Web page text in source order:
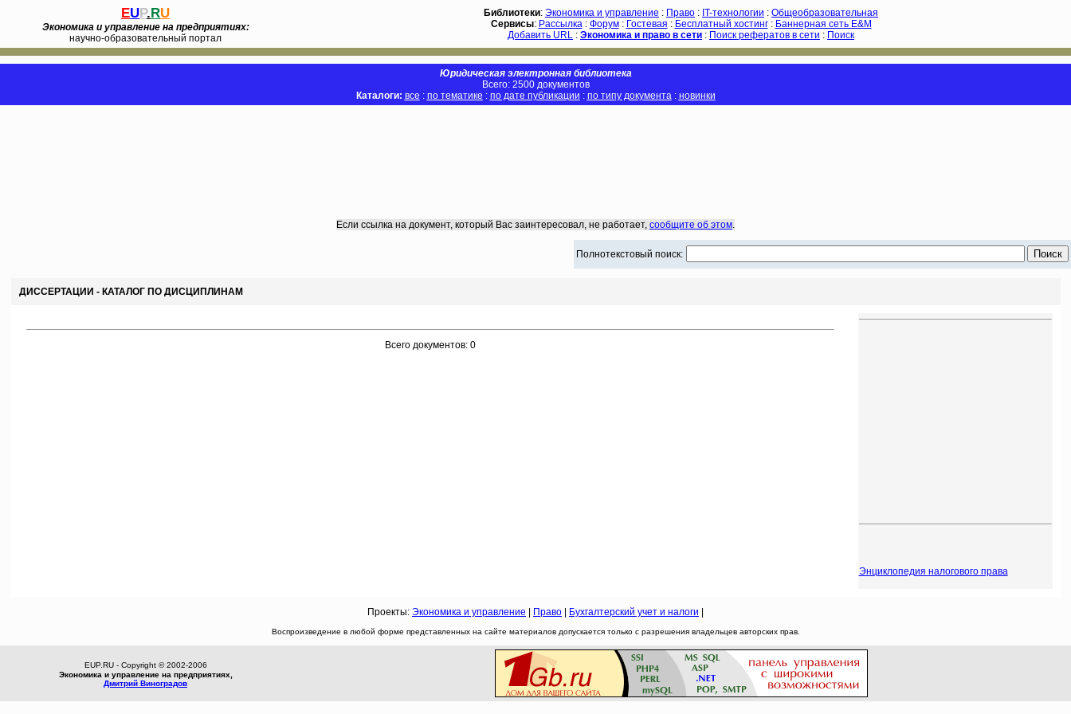
EUP.RU
Экономика и управление на предприятиях:
научно-образовательный портал
Библиотеки: Экономика и управление : Право : IT-технологии : Общеобразовательная
Сервисы: Рассылка: Форум: Гостевая : Бесплатный хостинг: Баннерная сеть E&M
Добавить URL : Экономика и право в сети : Поиск рефератов в сети : Поиск
Юридическая электронная библиотека
Всего: 2500 документов
Каталоги: все : по тематике : по дате публикации : по типу документа: новинки
Если ссылка на документ, который Вас заинтересовал, не работает, сообщите об этом.
Полнотекстовый поиск:
ДИССЕРТАЦИИ - КАТАЛОГ ПО ДИСЦИПЛИНАМ
Всего документов: 0
Энциклопедия налогового права
Проекты: Экономика и управление Право Бухгалтерский учет и налоги
Воспроизведение в любой форме представленных на сайте материалов допускается только с разрешения владельцев авторских прав.
EUP.RU - Copyright © 2002-2006
Экономика и управление на предприятиях,
Дмитрий Виноградов